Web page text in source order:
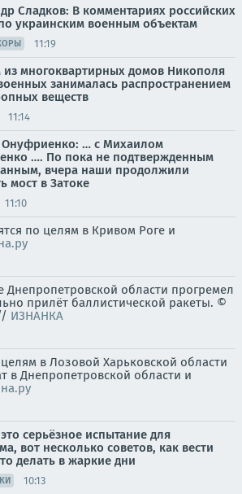
Сладков: В комментариях российских
украинским военным объектам
11:19
из многоквартирных домов Никополя
занималась распространением
веществ
11:14
… с Михаилом
…. По пока не подтвержденным
вчера наши продолжили
мост в Затоке
11:10
по целям в Кривом Роге и
Днепропетровской области прогремел
прилёт баллистической ракеты. ©
ИЗНАНКА
в Лозовой Харьковской области
в Днепропетровской области и
серьёзное испытание для
вот несколько советов, как вести
делать в жаркие дни
10:13